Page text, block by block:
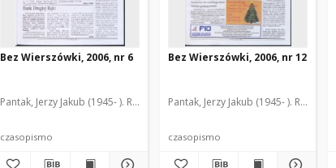
Bez Wierszówki, 2006, nr 6
Pantak, Jerzy Jakub (1945- ). Red.
czasopismo
Bez Wierszówki, 2006, nr 12
Pantak, Jerzy Jakub (1945- ). Red.
czasopismo